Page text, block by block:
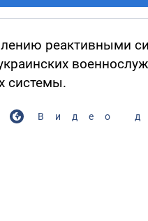
реактивными
системы.
Видео